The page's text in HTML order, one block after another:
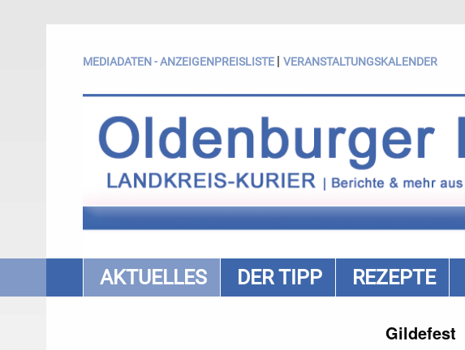
MEDIADATEN - ANZEIGENPREISLISTE | VERANSTALTUNGSKALENDER
AKTUELLES DER TIPP REZEPTE
Gildefest